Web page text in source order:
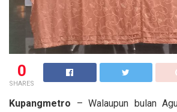
0
SHARES
Kupangmetro – Walaupun bulan